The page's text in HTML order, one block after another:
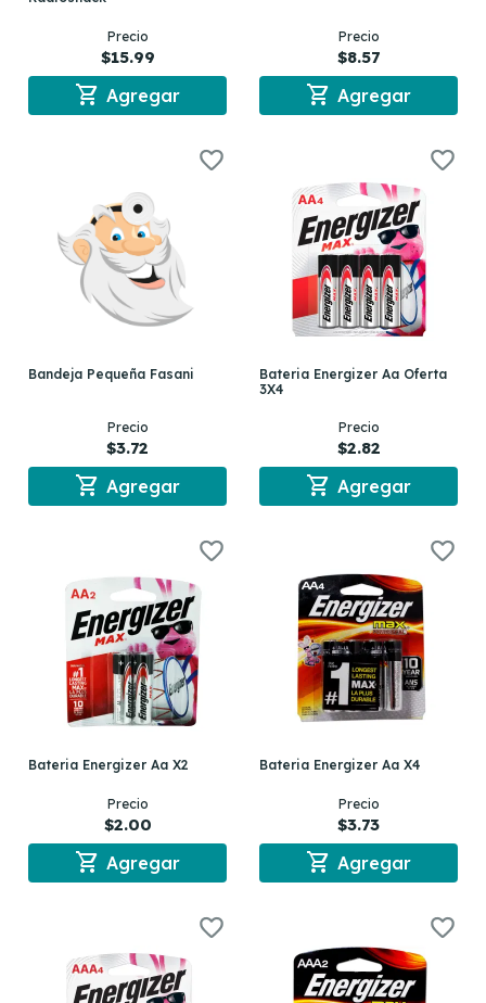
Precio
$15.99
shopping_cart Agregar
Precio
$8.57
shopping_cart Agregar
Bandeja Pequeña Fasani
Precio
$3.72
shopping_cart Agregar
Bateria Energizer Aa Oferta
3X4
Precio
$2.82
shopping_cart Agregar
Bateria Energizer Aa X2
Precio
$2.00
shopping_cart Agregar
Bateria Energizer Aa X4
Precio
$3.73
shopping_cart Agregar